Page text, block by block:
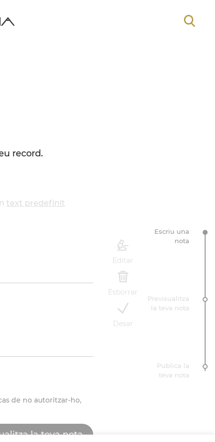
record.
text predefinit
de no autoritzar-ho,
la teva nota
Editar
Esborrar
Desar
Escriu una
nota
Previsualitza
la teva nota
Publica la
teva nota